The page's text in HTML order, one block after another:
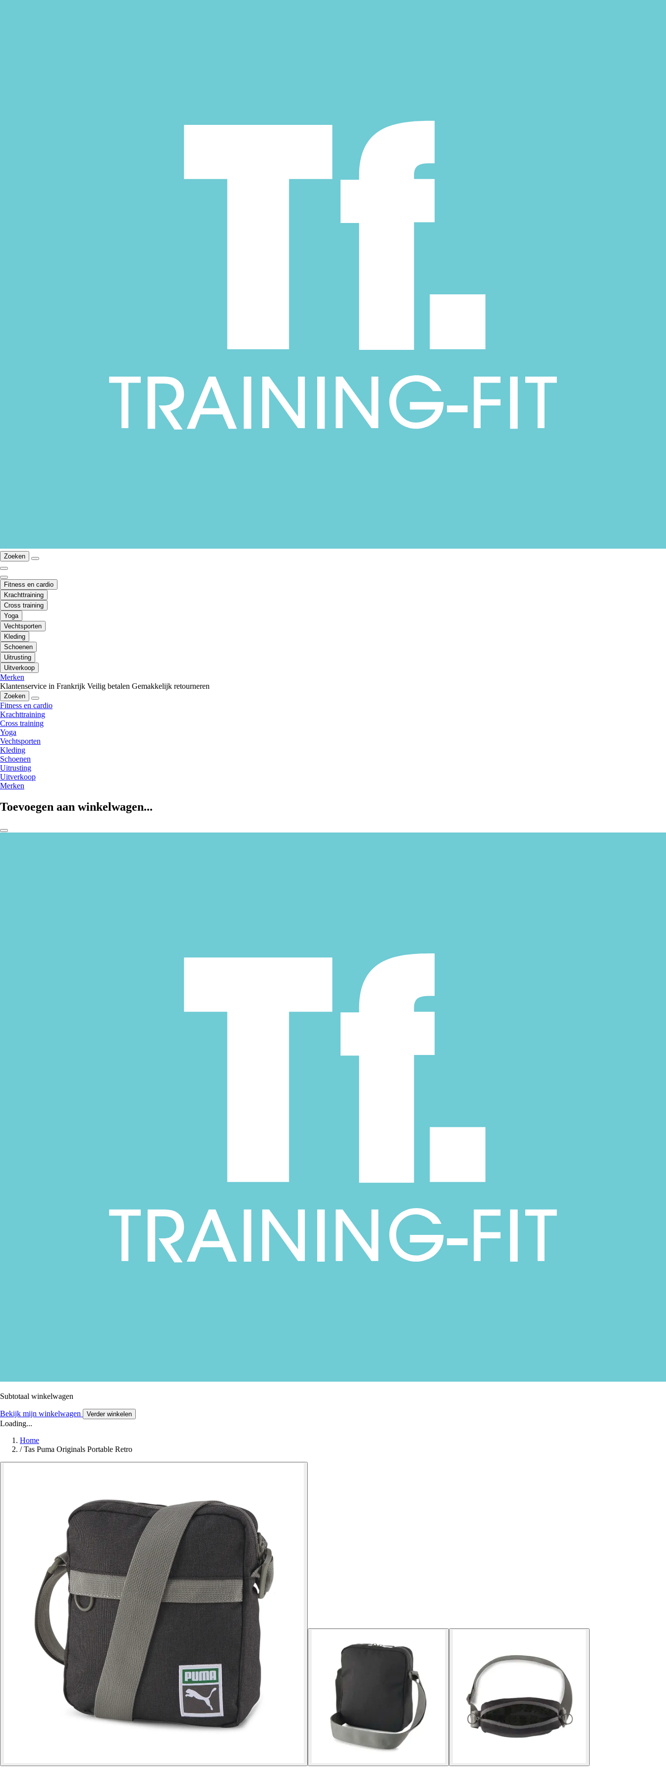
Zoeken
Fitness en cardio
Krachttraining
Cross training
Yoga
Vechtsporten
Kleding
Schoenen
Uitrusting
Uitverkoop
Merken
Klantenservice in Frankrijk Veilig betalen Gemakkelijk retourneren
Zoeken
Fitness en cardio
Krachttraining
Cross training
Yoga
Vechtsporten
Kleding
Schoenen
Uitrusting
Uitverkoop
Merken
Toevoegen aan winkelwagen...
Subtotaal winkelwagen
Bekijk mijn winkelwagen Verder winkelen
Loading...
Home
/ Tas Puma Originals Portable Retro